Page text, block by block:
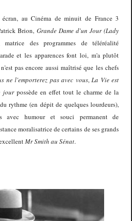
au Cinéma de minuit de France 3
Brion, Grande Dame d'un Jour (Lady
des programmes de téléréalité
et les apparences font loi, m'a plutôt
pas encore aussi maîtrisé que les chefs
ne l'emporterez pas avec vous,La Vie est
jourpossède en effet tout le charme de la
rythme (en dépit de quelques lourdeurs),
avec humour et souci permanent de
moralisatrice de certains de ses grands
Mr Smith au Sénat.